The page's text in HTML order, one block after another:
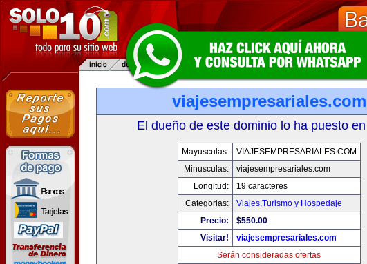
viajesempresariales.com
El dueño de este dominio lo ha puesto
Mayusculas:
VIAJESEMPRESARIALES.COM
Minusculas:
viajesempresariales.com
Longitud:
19 caracteres
Categorias:
Viajes,Turismo y Hospedaje
Precio:
$550.00
Visitar!
viajesempresariales.com
Serán consideradas ofertas